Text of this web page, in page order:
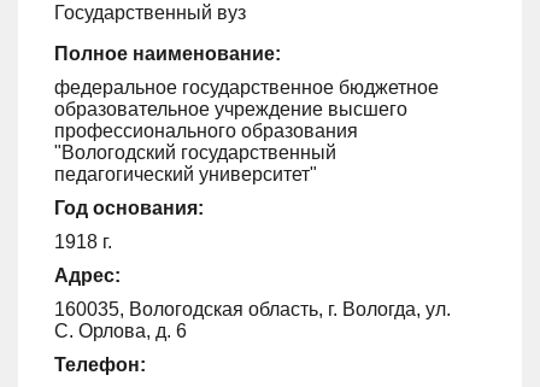
Государственный вуз
Полное наименование:
федеральное государственное бюджетное
образовательное учреждение высшего
профессионального образования
"Вологодский государственный
педагогический университет"
Год основания:
1918 г.
Адрес:
160035, Вологодская область, г. Вологда, ул.
С. Орлова, д. 6
Телефон: